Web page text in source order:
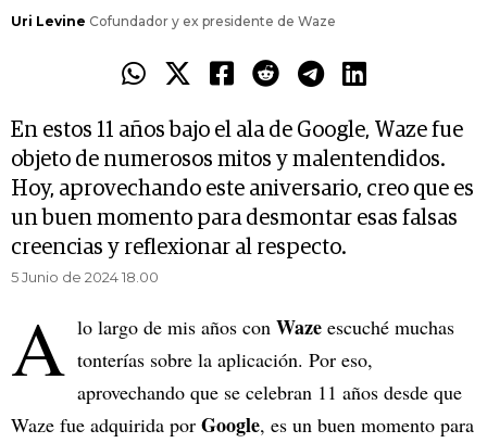
Uri Levine Cofundador y ex presidente de Waze
En estos 11 años bajo el ala de Google, Waze fue
objeto de numerosos mitos y malentendidos.
Hoy, aprovechando este aniversario, creo que es
un buen momento para desmontar esas falsas
creencias y reflexionar al respecto.
5 Junio de 2024 18.00
A lo largo de mis años con Waze escuché muchas
tonterías sobre la aplicación. Por eso,
aprovechando que se celebran 11 años desde que
Waze fue adquirida por Google, es un buen momento para